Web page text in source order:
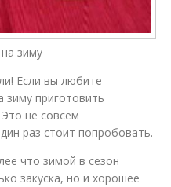
зиму
Если вы любите
зиму приготовить
не совсем
раз стоит попробовать.
что зимой в сезон
закуска, но и хорошее